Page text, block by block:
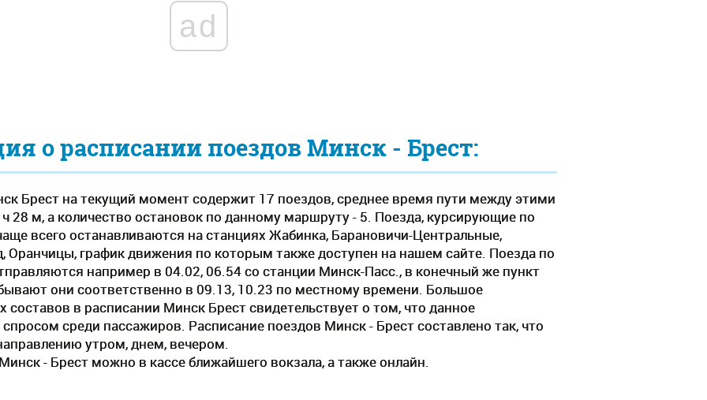
о расписании поездов Минск - Брест:
Брест на текущий момент содержит 17 поездов, среднее время пути между этими
28 м, а количество остановок по данному маршруту - 5. Поезда, курсирующие по
всего останавливаются на станциях Жабинка, Барановичи-Центральные,
Оранчицы, график движения по которым также доступен на нашем сайте. Поезда по
например в 04.02, 06.54 со станции Минск-Пасс., в конечный же пункт
они соответственно в 09.13, 10.23 по местному времени. Большое
составов в расписании Минск Брест свидетельствует о том, что данное
среди пассажиров. Расписание поездов Минск - Брест составлено так, что
утром, днем, вечером.
- Брест можно в кассе ближайшего вокзала, а также онлайн.
ad